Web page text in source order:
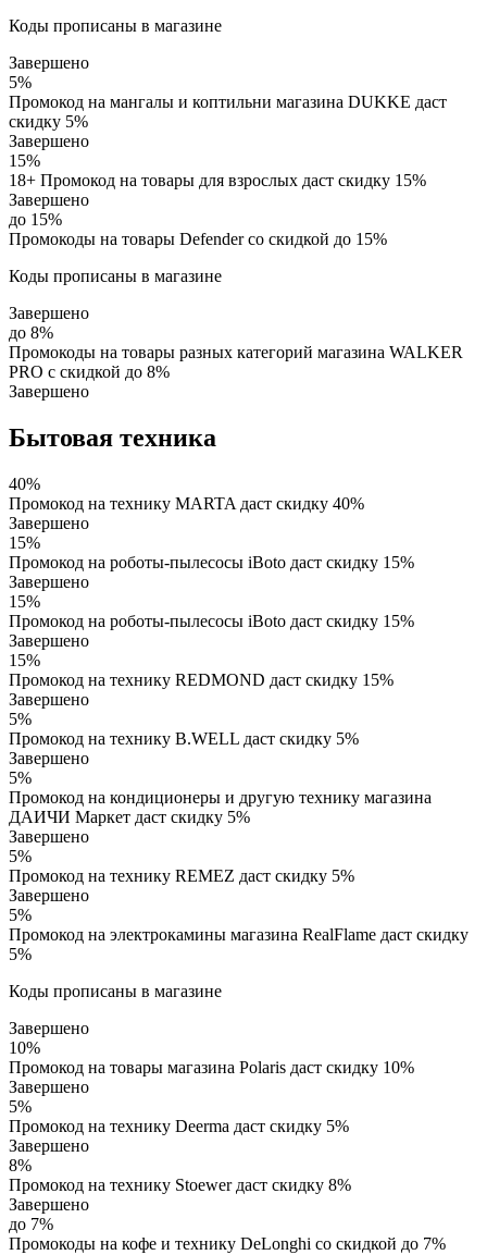
Коды прописаны в магазине
Завершено
5%
Промокод на мангалы и коптильни магазина DUKKE даст
скидку 5%
Завершено
15%
18+ Промокод на товары для взрослых даст скидку 15%
Завершено
до 15%
Промокоды на товары Defender со скидкой до 15%
Коды прописаны в магазине
Завершено
до 8%
Промокоды на товары разных категорий магазина WALKER
PRO с скидкой до 8%
Завершено
Бытовая техника
40%
Промокод на технику MARTA даст скидку 40%
Завершено
15%
Промокод на роботы-пылесосы iBoto даст скидку 15%
Завершено
15%
Промокод на роботы-пылесосы iBoto даст скидку 15%
Завершено
15%
Промокод на технику REDMOND даст скидку 15%
Завершено
5%
Промокод на технику B.WELL даст скидку 5%
Завершено
5%
Промокод на кондиционеры и другую технику магазина
ДАИЧИ Маркет даст скидку 5%
Завершено
5%
Промокод на технику REMEZ даст скидку 5%
Завершено
5%
Промокод на электрокамины магазина RealFlame даст скидку
5%
Коды прописаны в магазине
Завершено
10%
Промокод на товары магазина Polaris даст скидку 10%
Завершено
5%
Промокод на технику Deerma даст скидку 5%
Завершено
8%
Промокод на технику Stoewer даст скидку 8%
Завершено
до 7%
Промокоды на кофе и технику DeLonghi со скидкой до 7%